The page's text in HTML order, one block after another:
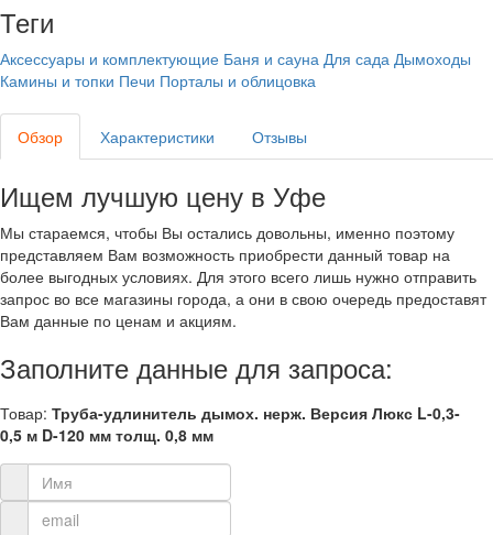
Теги
Аксессуары и комплектующие Баня и сауна Для сада Дымоходы
Камины и топки Печи Порталы и облицовка
Обзор Характеристики Отзывы
Ищем лучшую цену в Уфе
Мы стараемся, чтобы Вы остались довольны, именно поэтому
представляем Вам возможность приобрести данный товар на
более выгодных условиях. Для этого всего лишь нужно отправить
запрос во все магазины города, а они в свою очередь предоставят
Вам данные по ценам и акциям.
Заполните данные для запроса:
Товар: Труба-удлинитель дымох. нерж. Версия Люкс L-0,3-
0,5 м D-120 мм толщ. 0,8 мм